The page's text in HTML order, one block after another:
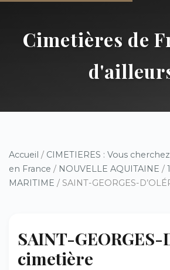
Cimetières de
Accueil / CIMETIERES : Vous
en France / NOUVELLE AQUITAINE /
MARITIME / SAINT-GEORGES-
SAINT-GEORGES-
cimetière